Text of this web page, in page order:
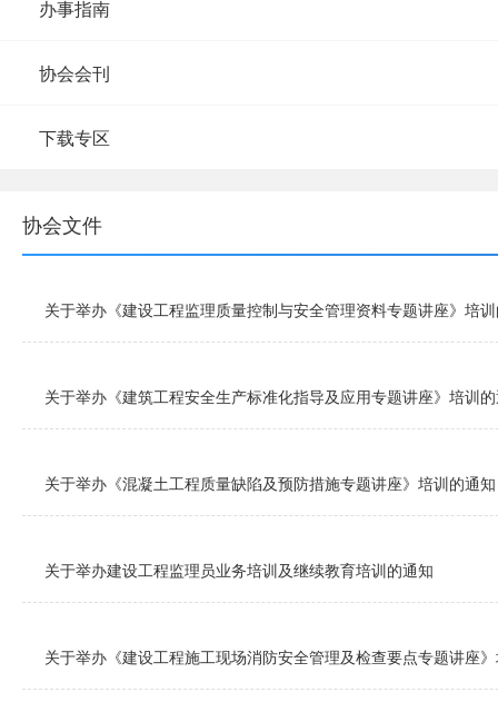
办事指南
协会会刊
下载专区
协会文件
关于举办《建设工程监理质量控制与安全管理资料专题讲座》培
关于举办《建筑工程安全生产标准化指导及应用专题讲座》培训
关于举办《混凝土工程质量缺陷及预防措施专题讲座》培训的通知
关于举办建设工程监理员业务培训及继续教育培训的通知
关于举办《建设工程施工现场消防安全管理及检查要点专题讲座